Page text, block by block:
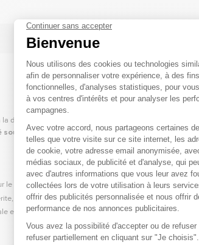
douceur et au bien-être. Ce coffret complet comprend un
sous contrôle dermatologique, ce coffret est idéal
le visage, le corps et les cheveux. Sa formule délicate
il nettoie, hydrate et protège la peau des mains. Son
et beurre de karité, ce soin hydrate intensément,